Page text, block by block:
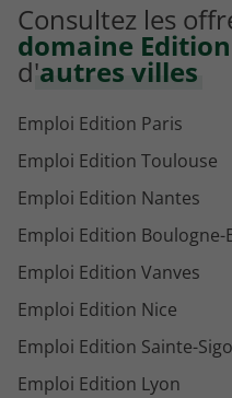
Consultez les
domaine Edition
d'autres villes
Emploi Edition Paris
Emploi Edition Toulouse
Emploi Edition Nantes
Emploi Edition
Emploi Edition Vanves
Emploi Edition Nice
Emploi Edition Sainte-
Emploi Edition Lyon